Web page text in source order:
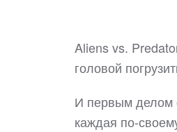
Aliens vs.
головой
И первым делом
каждая по-